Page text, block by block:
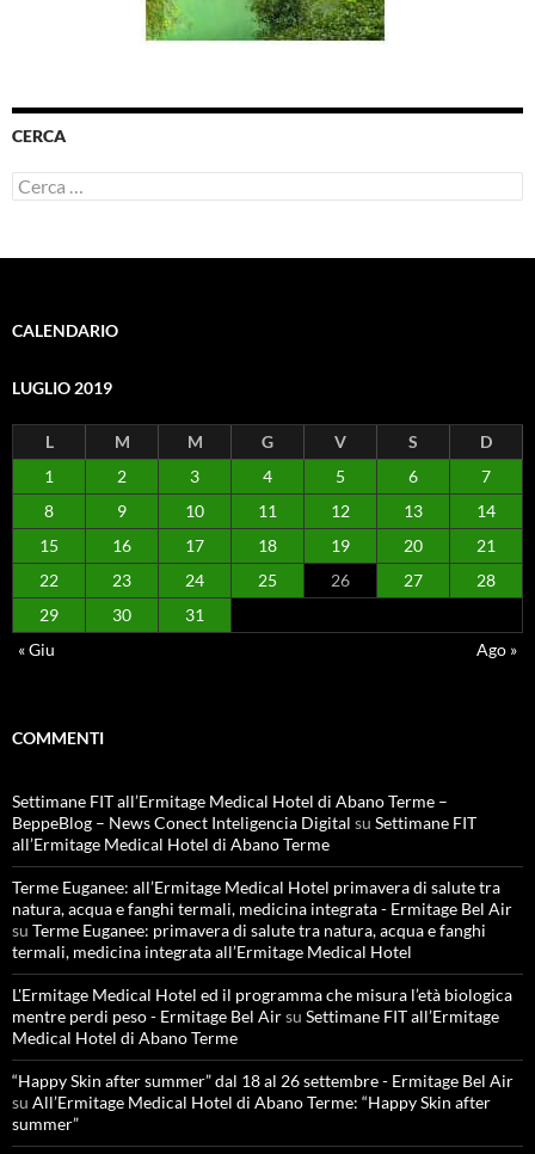
CERCA
Ricerca
per:
CALENDARIO
LUGLIO 2019
L M M G V S
D
1
2 3 4 5 6
7
8
9 10 11 12 13
14
15
16 17 18 19 20
21
22
23 24 25 26 27
28
29
30
31
« Giu
Ago »
COMMENTI
Settimane FIT all’Ermitage Medical Hotel di Abano Terme –
BeppeBlog – News Conect Inteligencia Digital su Settimane FIT
all’Ermitage Medical Hotel di Abano Terme
Terme Euganee: all’Ermitage Medical Hotel primavera di salute tra
natura, acqua e fanghi termali, medicina integrata - Ermitage Bel Air
su Terme Euganee: primavera di salute tra natura, acqua e fanghi
termali, medicina integrata all’Ermitage Medical Hotel
L'Ermitage Medical Hotel ed il programma che misura l’età biologica
mentre perdi peso - Ermitage Bel Airsu Settimane FIT all’Ermitage
Medical Hotel di Abano Terme
“Happy Skin after summer” dal 18 al 26 settembre - Ermitage Bel Air
su All’Ermitage Medical Hotel di Abano Terme: “Happy Skin after
summer”